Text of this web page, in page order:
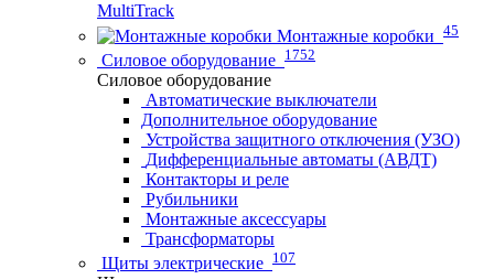
MultiTrack
Монтажные коробки 45
Силовое оборудование 1752
Силовое оборудование
Автоматические выключатели
Дополнительное оборудование
Устройства защитного отключения (УЗО)
Дифференциальные автоматы (АВДТ)
Контакторы и реле
Рубильники
Монтажные аксессуары
Трансформаторы
Щиты электрические 107